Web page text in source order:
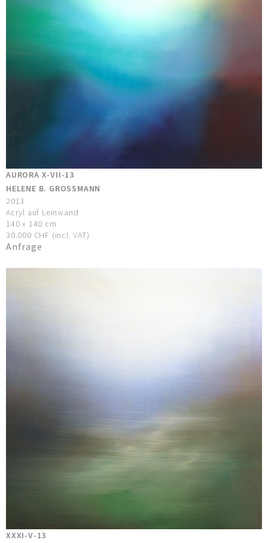
AURORA X-VII-13
HELENE B. GROSSMANN
2013
Acryl auf Leinwand
140 x 140 cm
30.000 CHF (incl. VAT)
Anfrage
XXXI-V-13